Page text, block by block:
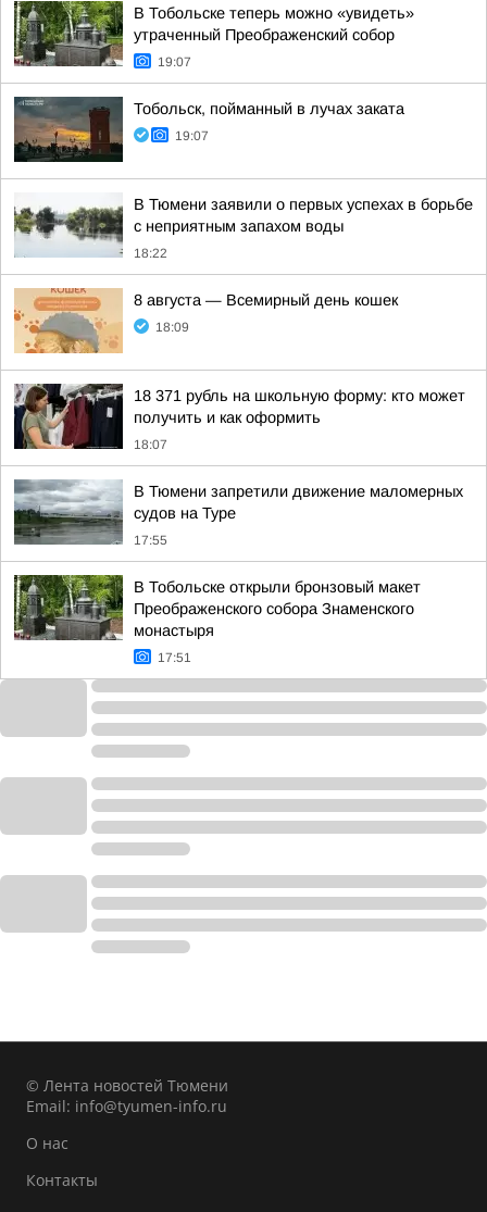
В Тобольске теперь можно «увидеть»
утраченный Преображенский собор
19:07
Тобольск, пойманный в лучах заката
19:07
В Тюмени заявили о первых успехах в борьбе
с неприятным запахом воды
18:22
8 августа — Всемирный день кошек
18:09
18 371 рубль на школьную форму: кто может
получить и как оформить
18:07
В Тюмени запретили движение маломерных
судов на Туре
17:55
В Тобольске открыли бронзовый макет
Преображенского собора Знаменского
монастыря
17:51
© Лента новостей Тюмени
Email: info@tyumen-info.ru
О нас
Контакты